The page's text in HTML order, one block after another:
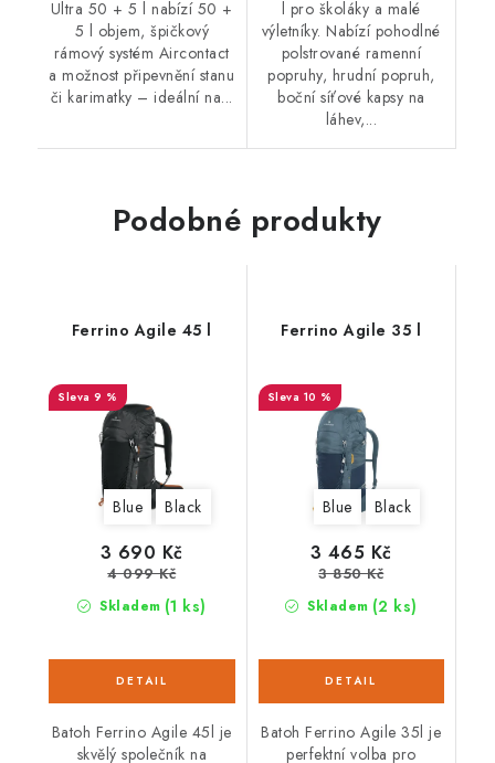
Ultra 50 + 5 l nabízí 50 +
5 l objem, špičkový
rámový systém Aircontact
a možnost připevnění stanu
či karimatky – ideální na...
l pro školáky a malé
výletníky. Nabízí pohodlné
polstrované ramenní
popruhy, hrudní popruh,
boční síťové kapsy na
láhev,...
Podobné produkty
Ferrino Agile 45 l
9 %
Blue Black
Skladem (1 ks)
3 690 Kč
4 099 Kč
Batoh Ferrino Agile 45l je
skvělý společník na
Ferrino Agile 35 l
10 %
Blue Black
Skladem (2 ks)
3 465 Kč
3 850 Kč
Batoh Ferrino Agile 35l je
perfektní volba pro